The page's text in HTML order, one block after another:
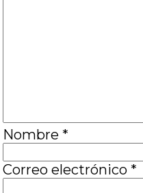
Nombre *
Correo electrónico *